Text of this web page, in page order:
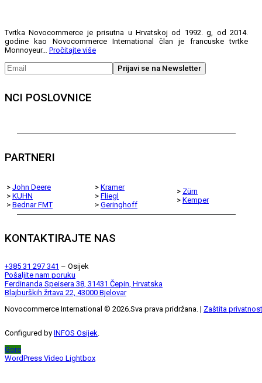
Tvrtka Novocommerce je prisutna u Hrvatskoj od 1992. g, od 2014.
godine kao Novocommerce International član je francuske tvrtke
Monnoyeur… Pročitajte više
NCI POSLOVNICE
PARTNERI
> John Deere
> KUHN
> Bednar FMT
> Kramer
> Fliegl
> Geringhoff
> Zürn
> Kemper
KONTAKTIRAJTE NAS
+385 31 297 341 – Osijek
Pošaljite nam poruku
Ferdinanda Speisera 38, 31431 Čepin, Hrvatska
Blajburških žrtava 22, 43000 Bjelovar
Novocommerce International © 2026 .Sva prava pridržana. | Zaštita
Configured by INFOS Osijek
Gore
WordPress Video Lightbox